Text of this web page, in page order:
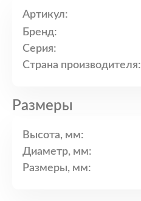
Артикул:
Бренд:
Серия:
Страна производителя:
Размеры
Высота, мм:
Диаметр, мм:
Размеры, мм: